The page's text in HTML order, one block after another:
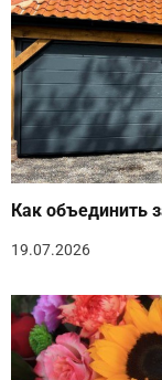
Как объединить
19.07.2026